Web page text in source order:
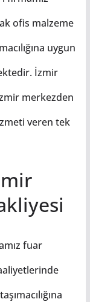
ofis malzeme
uygun
İzmir
merkezden
veren tek
fuar